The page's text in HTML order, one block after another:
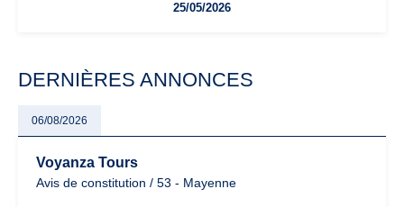
facturation ou risque de bascule vers la TVA : les règles
25/05/2026
DERNIÈRES ANNONCES
06/08/2026
Voyanza Tours
Avis de constitution / 53 - Mayenne